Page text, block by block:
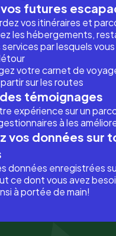
futures
vos itinéraires et
les hébergements,
par lesquels
votre carnet de
sur les routes
témoignages
expérience sur un
à les
vos données sur
données enregistrées
ce dont vous avez
à portée de main!